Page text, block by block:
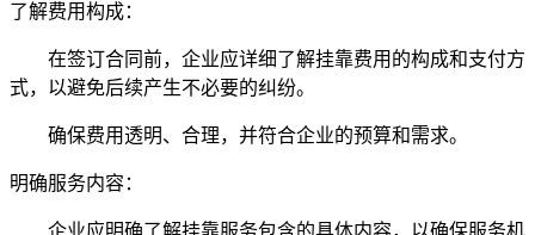
了解费用构成：
在签订合同前，企业应详细了解挂靠费用的构成和支付方
式，以避免后续产生不必要的纠纷。
确保费用透明、合理，并符合企业的预算和需求。
明确服务内容：